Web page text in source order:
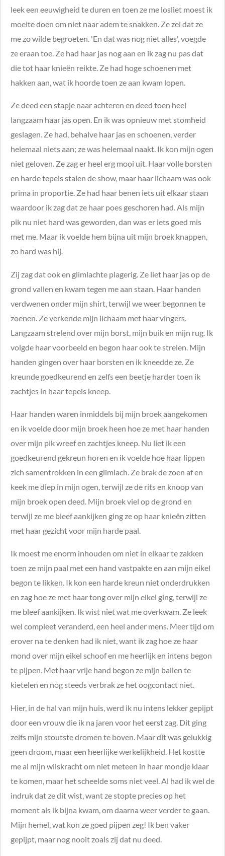
leek een eeuwigheid te duren en toen ze me losliet moest ik
moeite doen om niet naar adem te snakken. Ze zei dat ze
me zo wilde begroeten. 'En dat was nog niet alles', voegde
ze eraan toe. Ze had haar jas nog aan en ik zag nu pas dat
die tot haar knieën reikte. Ze had hoge schoenen met
hakken aan, wat ik hoorde toen ze aan kwam lopen.
Ze deed een stapje naar achteren en deed toen heel
langzaam haar jas open. En ik was opnieuw met stomheid
geslagen. Ze had, behalve haar jas en schoenen, verder
helemaal niets aan; ze was helemaal naakt. Ik kon mijn ogen
niet geloven. Ze zag er heel erg mooi uit. Haar volle borsten
en harde tepels stalen de show, maar haar lichaam was ook
prima in proportie. Ze had haar benen iets uit elkaar staan
waardoor ik zag dat ze haar poes geschoren had. Als mijn
pik nu niet hard was geworden, dan was er iets goed mis
met me. Maar ik voelde hem bijna uit mijn broek knappen,
zo hard was hij.
Zij zag dat ook en glimlachte plagerig. Ze liet haar jas op de
grond vallen en kwam tegen me aan staan. Haar handen
verdwenen onder mijn shirt, terwijl we weer begonnen te
zoenen. Ze verkende mijn lichaam met haar vingers.
Langzaam strelend over mijn borst, mijn buik en mijn rug. Ik
volgde haar voorbeeld en begon haar ook te strelen. Mijn
handen gingen over haar borsten en ik kneedde ze. Ze
kreunde goedkeurend en zelfs een beetje harder toen ik
zachtjes in haar tepels kneep.
Haar handen waren inmiddels bij mijn broek aangekomen
en ik voelde door mijn broek heen hoe ze met haar handen
over mijn pik wreef en zachtjes kneep. Nu liet ik een
goedkeurend gekreun horen en ik voelde hoe haar lippen
zich samentrokken in een glimlach. Ze brak de zoen af en
keek me diep in mijn ogen, terwijl ze de rits en knoop van
mijn broek open deed. Mijn broek viel op de grond en
terwijl ze me bleef aankijken ging ze op haar knieën zitten
met haar gezicht voor mijn harde paal.
Ik moest me enorm inhouden om niet in elkaar te zakken
toen ze mijn paal met een hand vastpakte en aan mijn eikel
begon te likken. Ik kon een harde kreun niet onderdrukken
en zag hoe ze met haar tong over mijn eikel ging, terwijl ze
me bleef aankijken. Ik wist niet wat me overkwam. Ze leek
wel compleet veranderd, een heel ander mens. Meer tijd om
erover na te denken had ik niet, want ik zag hoe ze haar
mond over mijn eikel schoof en me heerlijk en intens begon
te pijpen. Met haar vrije hand begon ze mijn ballen te
kietelen en nog steeds verbrak ze het oogcontact niet.
Hier, in de hal van mijn huis, werd ik nu intens lekker gepijpt
door een vrouw die ik na jaren voor het eerst zag. Dit ging
zelfs mijn stoutste dromen te boven. Maar dit was gelukkig
geen droom, maar een heerlijke werkelijkheid. Het kostte
me al mijn wilskracht om niet meteen in haar mondje klaar
te komen, maar het scheelde soms niet veel. Al had ik wel de
indruk dat ze dit wist, want ze stopte precies op het
moment als ik bijna kwam, om daarna weer verder te gaan.
Mijn hemel, wat kon ze goed pijpen zeg! Ik ben vaker
gepijpt, maar nog nooit zoals zij dat nu deed.